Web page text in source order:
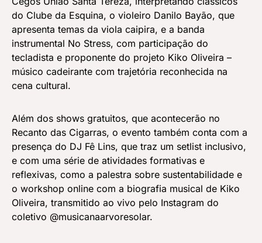
do Clube da Esquina, o violeiro Danilo Bayão, que
apresenta temas da viola caipira, e a banda
instrumental No Stress, com participação do
tecladista e proponente do projeto Kiko Oliveira –
músico cadeirante com trajetória reconhecida na
cena cultural.
Além dos shows gratuitos, que acontecerão no
Recanto das Cigarras, o evento também conta com a
presença do DJ Fê Lins, que traz um setlist inclusivo,
e com uma série de atividades formativas e
reflexivas, como a palestra sobre sustentabilidade e
o workshop online com a biografia musical de Kiko
Oliveira, transmitido ao vivo pelo Instagram do
coletivo @musicanaarvoresolar.